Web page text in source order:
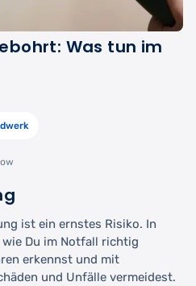
Was tun im
ist ein ernstes Risiko. In
Du im Notfall richtig
erkennst und mit
und Unfälle vermeidest.